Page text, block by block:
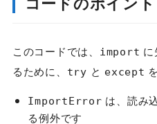
このコードでは、 import
るために、
try と except
ImportError は、読み
る例外です